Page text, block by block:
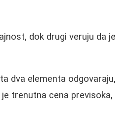
dok drugi veruju da je
dva elementa odgovaraju,
trenutna cena previsoka,